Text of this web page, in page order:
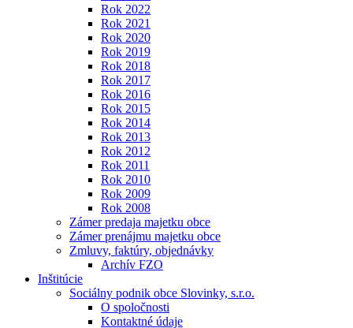
Rok 2022
Rok 2021
Rok 2020
Rok 2019
Rok 2018
Rok 2017
Rok 2016
Rok 2015
Rok 2014
Rok 2013
Rok 2012
Rok 2011
Rok 2010
Rok 2009
Rok 2008
Zámer predaja majetku obce
Zámer prenájmu majetku obce
Zmluvy, faktúry, objednávky
Archív FZO
Inštitúcie
Sociálny podnik obce Slovinky, s.r.o.
O spoločnosti
Kontaktné údaje